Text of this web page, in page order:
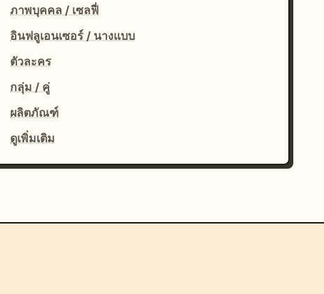
ภาพบุคคล / เซลฟี่
อินฟลูเอนเซอร์ / นางแบบ
ตัวละคร
กลุ่ม / คู่
ผลิตภัณฑ์
ดูเพิ่มเติม